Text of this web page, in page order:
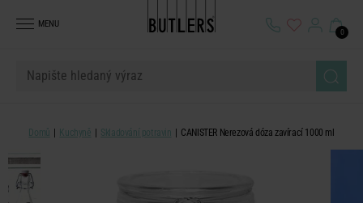
MENU
0
Domů Kuchyně Skladování potravin CANISTER Nerezová dóza zavírací 1000 ml